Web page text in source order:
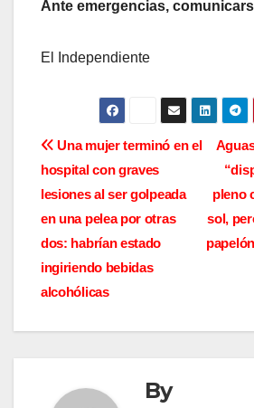
Ante emergencias,
El Independiente
N
a
v
e
g
a
pleno
sol,
Una mujer terminó en el
hospital con graves
lesiones al ser golpeada
en una pelea por otras
dos: habrían estado
ingiriendo bebidas
alcohólicas
By